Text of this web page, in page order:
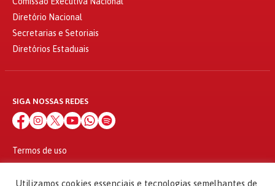
Diretório Nacional
Secretarias e Setoriais
Diretórios Estaduais
SIGA NOSSAS REDES
Termos de uso
© 2010 - 2026
Utilizamos cookies essenciais e tecnologias semelhantes de